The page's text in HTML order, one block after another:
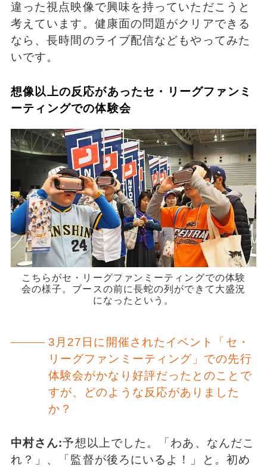
違った視点映像で興味を持っていただこうと
考えています。健康面の問題がクリアできる
なら、長時間のライブ配信などもやってみた
いです。
想像以上の反応があったセ・リーグファンミ
ーティングでの体験会
こちらがセ・リーグファンミーティングでの体験
会の様子。ブースの前に長蛇の列ができて大盛況
になったという。
3月27日に開催されたイベント「セ・
リーグファンミーティング」での先行
体験会がかなり好評だったとのことで
すが、どのような反応がありました
か？
中村さん:予想以上でした。「わあ、なんだこ
れ？」、「監督が後ろにいるよ！」と。初め